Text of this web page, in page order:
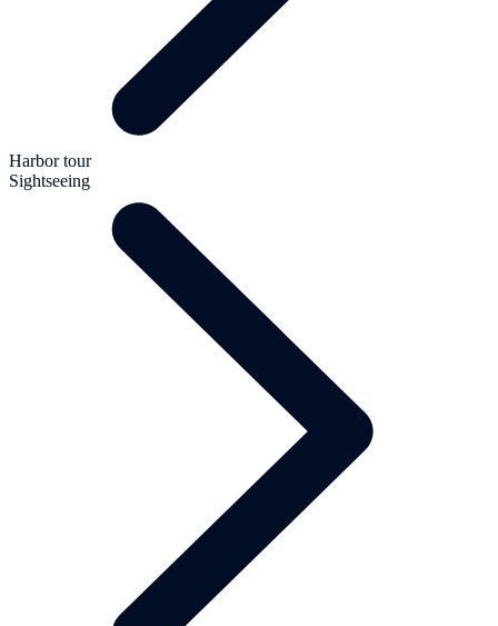
Harbor tour
Sightseeing